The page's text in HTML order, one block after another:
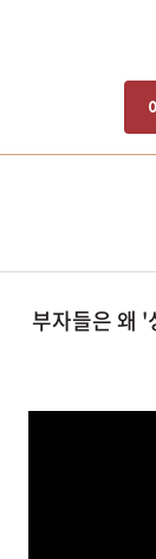
부자들은 왜 '